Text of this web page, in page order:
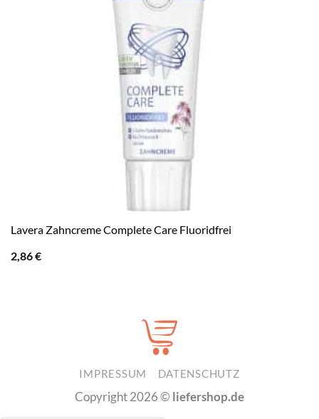
Lavera Zahncreme Complete Care Fluoridfrei
2,86€
IMPRESSUM DATENSCHUTZ
Copyright 2026 © liefershop.de